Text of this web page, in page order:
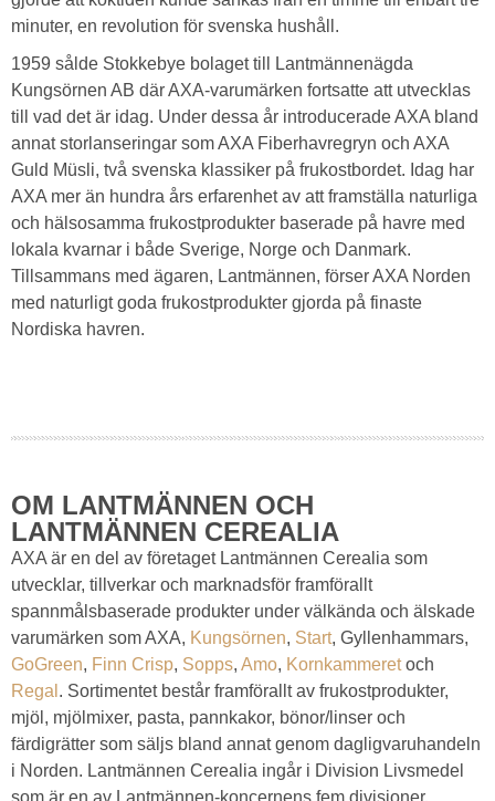
minuter, en revolution för svenska hushåll.
1959 sålde Stokkebye bolaget till Lantmännenägda
Kungsörnen AB där AXA-varumärken fortsatte att utvecklas
till vad det är idag. Under dessa år introducerade AXA bland
annat storlanseringar som AXA Fiberhavregryn och AXA
Guld Müsli, två svenska klassiker på frukostbordet. Idag har
AXA mer än hundra års erfarenhet av att framställa naturliga
och hälsosamma frukostprodukter baserade på havre med
lokala kvarnar i både Sverige, Norge och Danmark.
Tillsammans med ägaren, Lantmännen, förser AXA Norden
med naturligt goda frukostprodukter gjorda på finaste
Nordiska havren.
OM LANTMÄNNEN OCH
LANTMÄNNEN CEREALIA
AXA är en del av företaget Lantmännen Cerealia som
utvecklar, tillverkar och marknadsför framförallt
spannmålsbaserade produkter under välkända och älskade
varumärken som AXA, Kungsörnen, Start, Gyllenhammars,
GoGreen, Finn Crisp, Sopps, Amo, Kornkammeretoch
Regal . Sortimentet består framförallt av frukostprodukter,
mjöl, mjölmixer, pasta, pannkakor, bönor/linser och
färdigrätter som säljs bland annat genom dagligvaruhandeln
i Norden. Lantmännen Cerealia ingår i Division Livsmedel